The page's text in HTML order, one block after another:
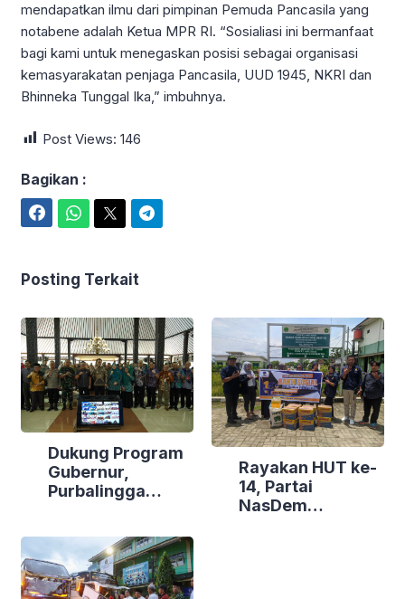
mendapatkan ilmu dari pimpinan Pemuda Pancasila yang
notabene adalah Ketua MPR RI. “Sosialiasi ini bermanfaat
bagi kami untuk menegaskan posisi sebagai organisasi
kemasyarakatan penjaga Pancasila, UUD 1945, NKRI dan
Bhinneka Tunggal Ika,” imbuhnya.
Post Views: 146
Bagikan :
Posting Terkait
Dukung Program
Gubernur,
Purbalingga
Kecamatan
Berdaya
Rayakan HUT ke-
14, Partai
NasDem